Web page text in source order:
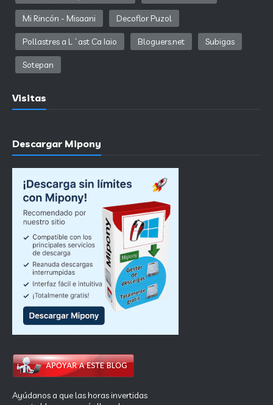
Mi Rincón - Misaani Decoflor Puzol
Pollastres a L´ast Ca Iaio Bloguers.net Subigas
Sotepan
Visitas
Descargar Mipony
Ayúdanos a que las horas invertidas